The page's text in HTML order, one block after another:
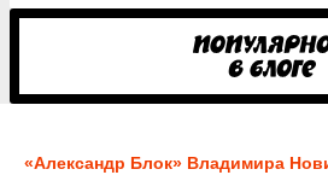
«Александр Блок» Владимира